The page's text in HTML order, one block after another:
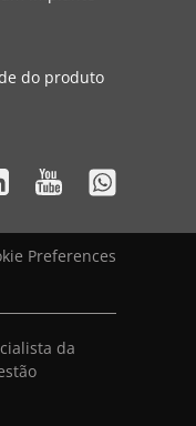
do produto
Preferences
da